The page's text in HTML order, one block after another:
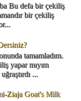
Bu defa bir çekiliş
bir çekiliş
tamamladım.
yapar mıyım
...
Ziaja Goat's Milk